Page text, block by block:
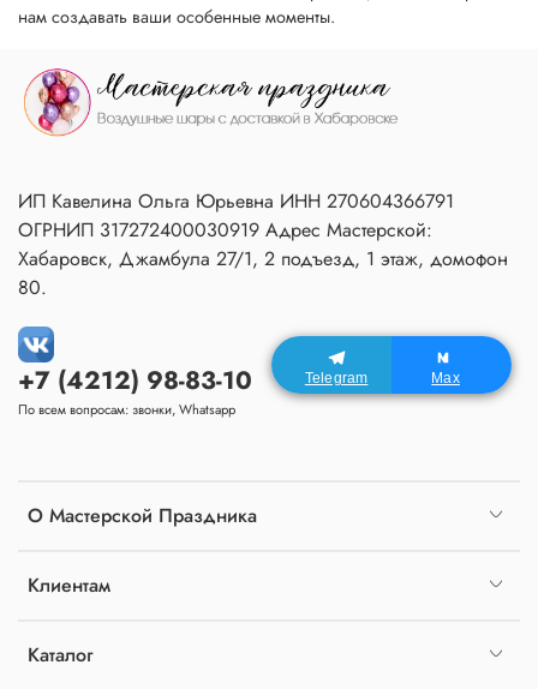
нам создавать ваши особенные моменты.
О Мастерской Праздника
Клиентам
Каталог
+7 (4212) 98-83-10
По всем вопросам: звонки, Whatsapp
ИП Кавелина Ольга Юрьевна ИНН 270604366791
ОГРНИП 317272400030919 Адрес Мастерской:
Хабаровск, Джамбула 27/1, 2 подъезд, 1 этаж, домофон
80.
Telegram Max